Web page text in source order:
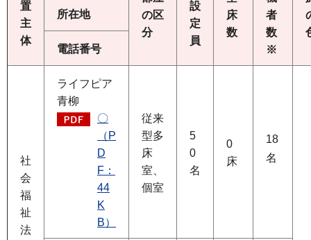
置
主
体
の区
分
設
定
員
床
数
者
数
※
所在地
電話番号
社
会
福
祉
法
ライフピア
青柳
〇
（P
D
F：
44
K
B）
従来
型多
床
室、
個室
5
0
名
0
床
18
名